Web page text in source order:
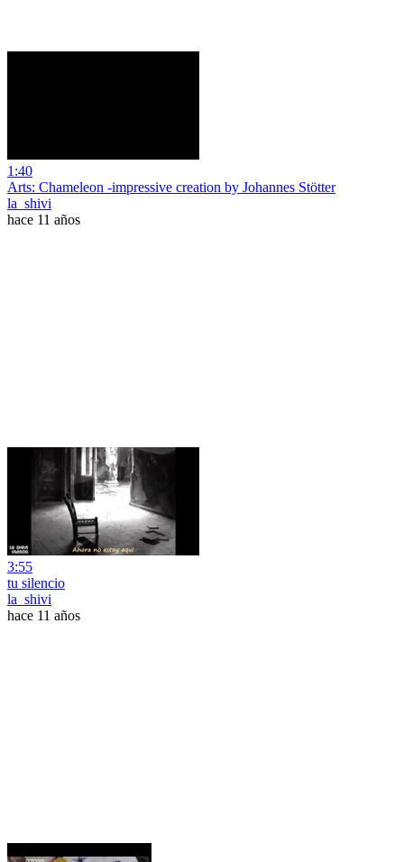
1:40
Arts: Chameleon -impressive creation by Johannes Stötter
la_shivi
hace 11 años
3:55
tu silencio
la_shivi
hace 11 años